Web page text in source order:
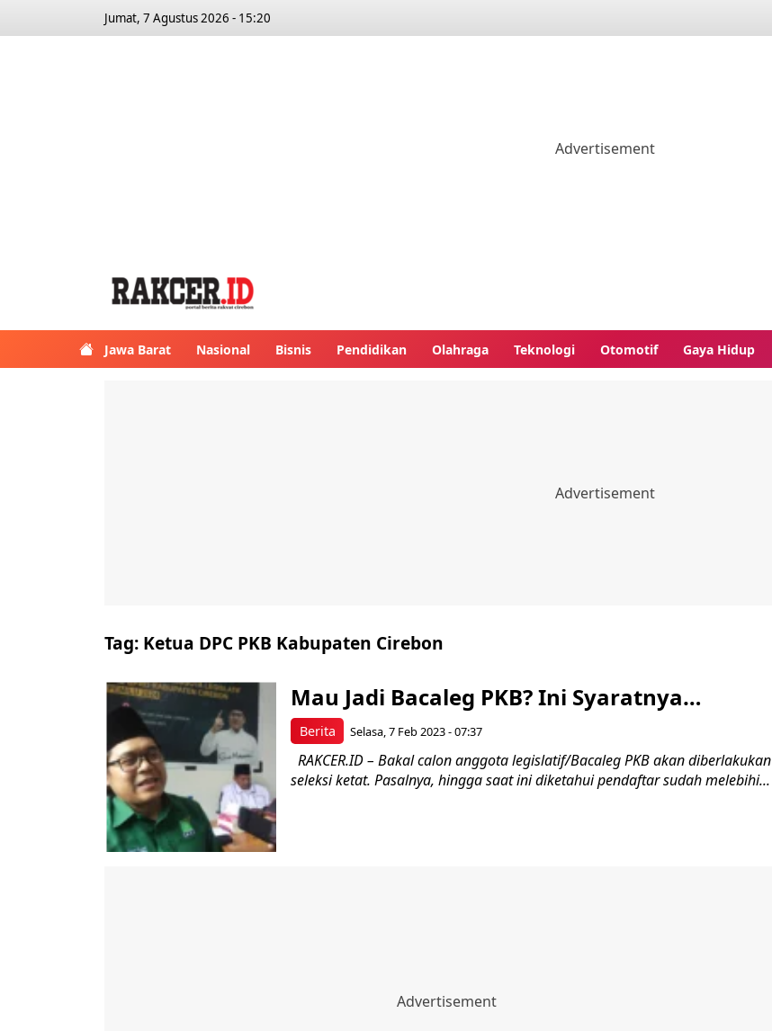
Jumat, 7 Agustus 2026 - 15:20
Jawa Barat Nasional Bisnis Pendidikan Olahraga Teknologi Otomotif Gaya Hidup
Tag: Ketua DPC PKB Kabupaten Cirebon
Berita
Mau Jadi Bacaleg PKB? Ini Syaratnya…
Selasa, 7 Feb 2023 - 07:37
RAKCER.ID – Bakal calon anggota legislatif/Bacaleg PKB akan diberlakukan
seleksi ketat. Pasalnya, hingga saat ini diketahui pendaftar sudah melebihi...